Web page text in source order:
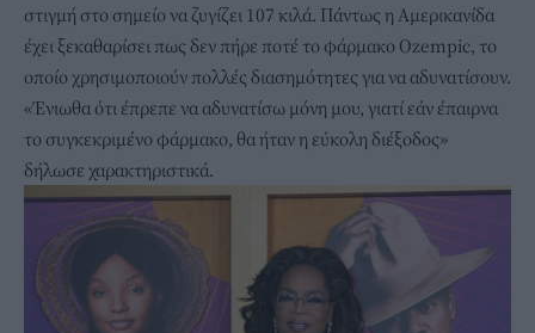
στιγμή στο σημείο να ζυγίζει 107 κιλά. Πάντως η Αμερικανίδα
έχει ξεκαθαρίσει πως δεν πήρε ποτέ το φάρμακο Ozempic, το
οποίο χρησιμοποιούν πολλές διασημότητες για να αδυνατίσουν.
«Ένιωθα ότι έπρεπε να αδυνατίσω μόνη μου, γιατί εάν έπαιρνα
το συγκεκριμένο φάρμακο, θα ήταν η εύκολη διέξοδος»
δήλωσε χαρακτηριστικά.